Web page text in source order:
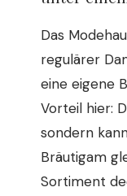
Das
regulärer
eine eigene
Vorteil hier:
sondern
Bräutigam
Sortiment